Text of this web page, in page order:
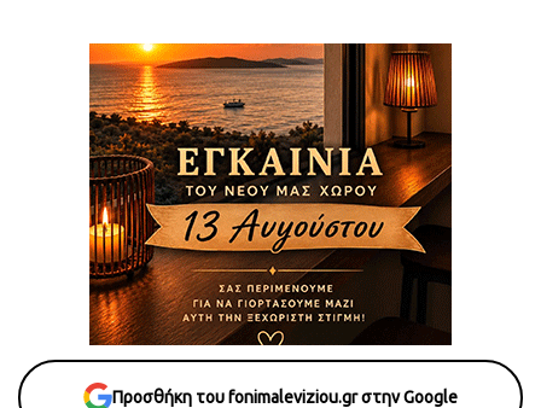
Προσθήκη του fonimaleviziou.gr στην Google